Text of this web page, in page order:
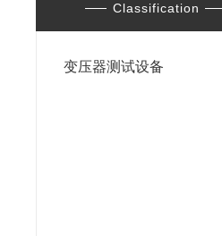
Classification
变压器测试设备